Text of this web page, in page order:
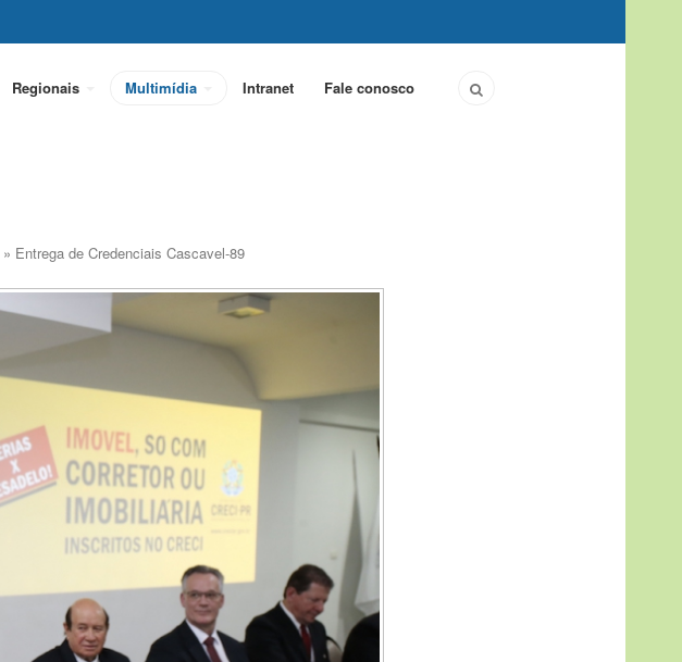
Regionais Multimídia Intranet Fale conosco
» Entrega de Credenciais Cascavel-89